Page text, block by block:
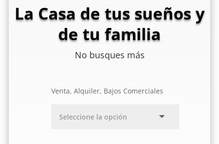
La Casa de tus sueños y
de tu familia
No busques más
Venta, Alquiler, Bajos Comerciales